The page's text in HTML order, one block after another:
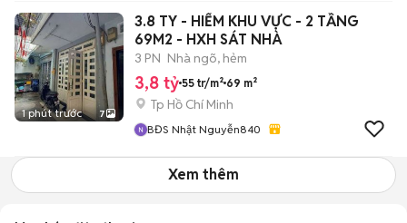
1 phút trước 7
3.8 TY - HIẾM KHU VỰC - 2 TẦNG
69M2 - HXH SÁT NHÀ
3 PN Nhà ngõ, hẻm
3,8 tỷ 55 tr/m² 69 m²
Tp Hồ Chí Minh
BĐS Nhật Nguyễn840
Xem thêm